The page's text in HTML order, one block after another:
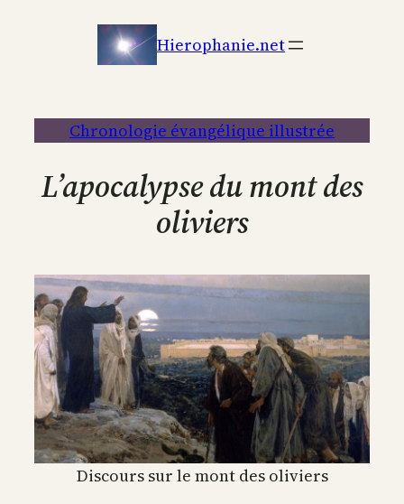
Hierophanie.net
Chronologie évangélique illustrée
L’apocalypse du mont des
oliviers
Discours sur le mont des oliviers